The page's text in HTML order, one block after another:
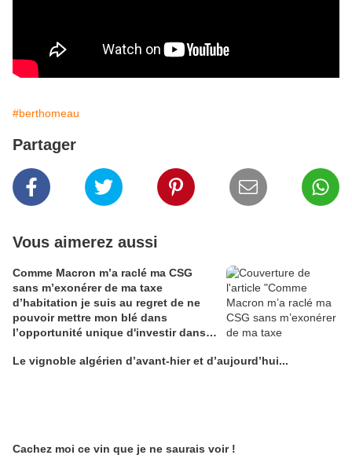
#berthomeau
Partager
Vous aimerez aussi
Comme Macron m’a raclé ma CSG
sans m’exonérer de ma taxe
d’habitation je suis au regret de ne
pouvoir mettre mon blé dans
l’opportunité unique d'investir dans
Alain Edouard
Le vignoble algérien d’avant-hier et d’aujourd’hui...
Cachez moi ce vin que je ne saurais voir !